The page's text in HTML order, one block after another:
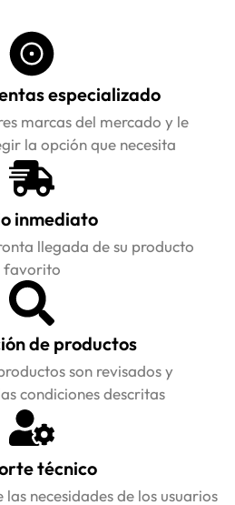
especializado
marcas del mercado y le
la opción que necesita
inmediato
llegada de su producto
favorito
de productos
son revisados y
condiciones descritas
técnico
necesidades de los usuarios